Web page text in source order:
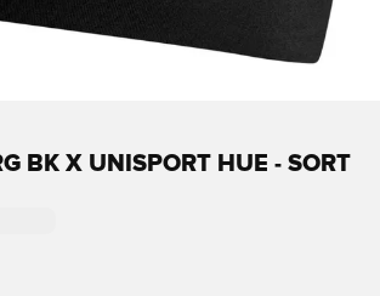
BK X UNISPORT HUE - SORT